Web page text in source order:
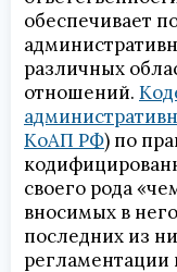
обеспечивает
различных
отношений.
КоАП РФ) по
своего рода
вносимых в
последних из
регламентации